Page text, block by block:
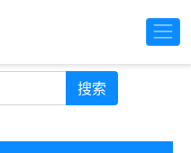
搜索